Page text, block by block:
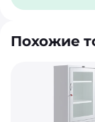
Похожие